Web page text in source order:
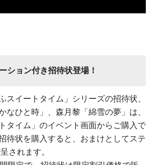
ション付き招待状登場！
スイートタイム」シリーズの招待状、
なひと時」、森月黎「綿雪の夢」は、
タイム」のイベント画面からご購入で
待状を購入すると、おまけとしてステ
されます。